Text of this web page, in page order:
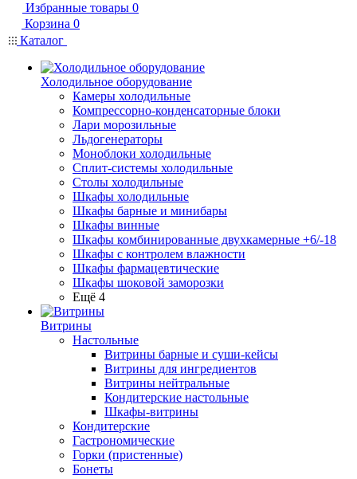
Избранные товары 0
Корзина 0
Каталог
Холодильное оборудование
Камеры холодильные
Компрессорно-конденсаторные блоки
Лари морозильные
Льдогенераторы
Моноблоки холодильные
Сплит-системы холодильные
Столы холодильные
Шкафы холодильные
Шкафы барные и минибары
Шкафы винные
Шкафы комбинированные двухкамерные +6/-18
Шкафы с контролем влажности
Шкафы фармацевтические
Шкафы шоковой заморозки
Ещё 4
Витрины
Настольные
Витрины барные и суши-кейсы
Витрины для ингредиентов
Витрины нейтральные
Кондитерские настольные
Шкафы-витрины
Кондитерские
Гастрономические
Горки (пристенные)
Бонеты